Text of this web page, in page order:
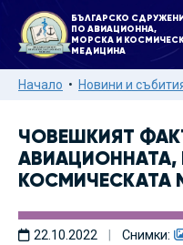
БЪЛГАРСКО
ПО АВИАЦИОННА,
МОРСКА И
МЕДИЦИНА
Начало Новини и
ЧОВЕШКИЯТ
АВИАЦИОННАТА,
КОСМИЧЕСКАТА
22.10.2022 Снимки: